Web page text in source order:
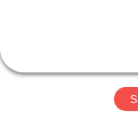
HUBUNGI
KAMI